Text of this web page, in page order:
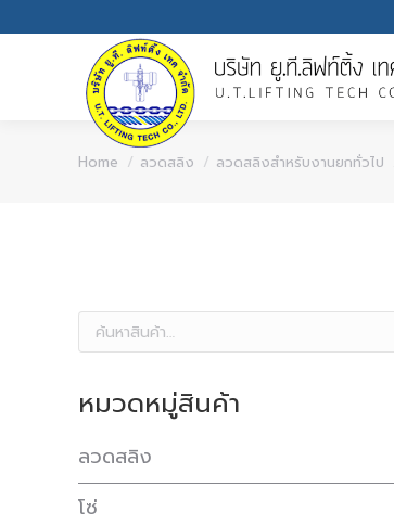
You are here:
Home ลวดสลิง ลวดสลิงสำหรับงานยกทั่วไป
หมวดหมู่สินค้า
ลวดสลิง
โซ่